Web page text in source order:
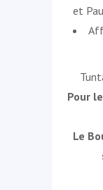
et
Pour
Le